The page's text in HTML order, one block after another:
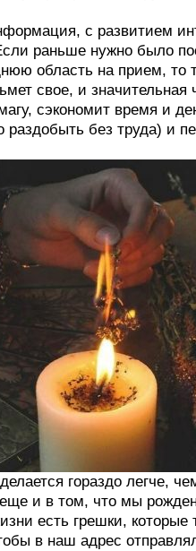
с развитием
раньше нужно было
область на прием, то
свое, и значительная
сэкономит время и
без труда) и
гораздо легче,
и в том, что мы
есть грешки,
в наш адрес